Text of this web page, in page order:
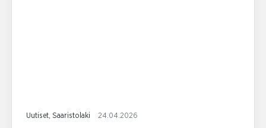
Uutiset, Saaristolaki 24.04.2026